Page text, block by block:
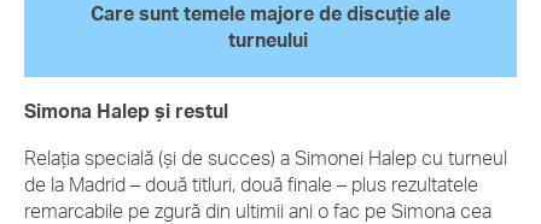
Care sunt temele majore de discuție ale
turneului
Simona Halep și restul
Relația specială (și de succes) a Simonei Halep cu turneul
de la Madrid – două titluri, două finale – plus rezultatele
remarcabile pe zgură din ultimii ani o fac pe Simona cea